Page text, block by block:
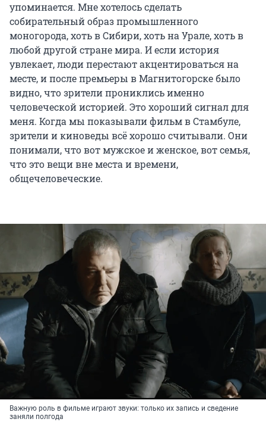
упоминается. Мне хотелось сделать
собирательный образ промышленного
моногорода, хоть в Сибири, хоть на Урале, хоть в
любой другой стране мира. И если история
увлекает, люди перестают акцентироваться на
месте, и после премьеры в Магнитогорске было
видно, что зрители прониклись именно
человеческой историей. Это хороший сигнал для
меня. Когда мы показывали фильм в Стамбуле,
зрители и киноведы всё хорошо считывали. Они
понимали, что вот мужское и женское, вот семья,
что это вещи вне места и времени,
общечеловеческие.
Важную роль в фильме играют звуки: только их запись и сведение
заняли полгода